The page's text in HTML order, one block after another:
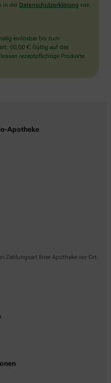
in der Datenschutzerklärung von
einlösbar bis zum
50,00 €. Gültig auf das
rezeptpflichtige Produkte.
Apotheke
Zahlungsart Ihrer Apotheke vor Ort.